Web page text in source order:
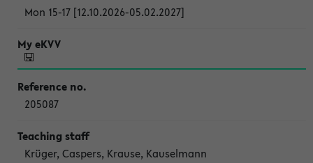
Mon 15-17 [12.10.2026-05.02.2027]
205087
Krüger, Caspers, Krause, Kauselmann